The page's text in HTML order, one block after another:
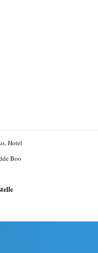
Hotel
Boo